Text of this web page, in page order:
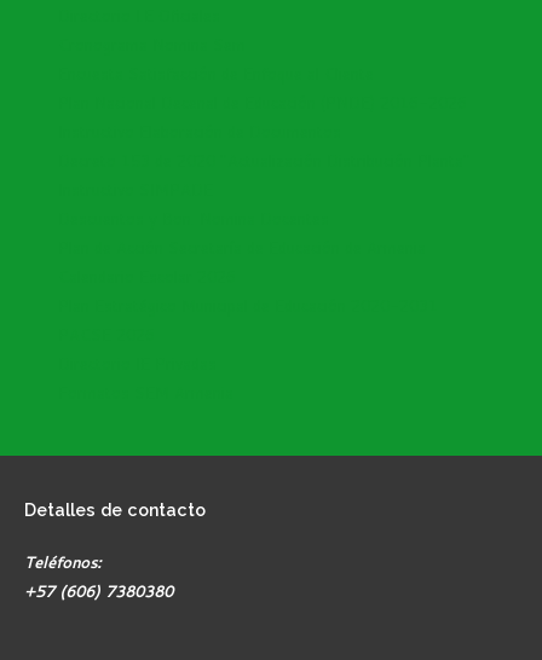
Detalles de contacto
Teléfonos:
+57 (606) 7380380